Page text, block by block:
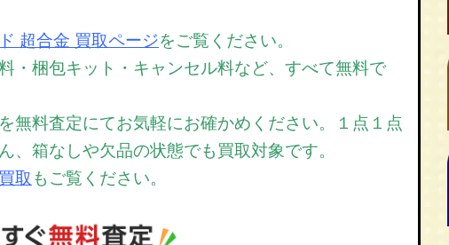
超合金 買取ページをご覧ください。
・梱包キット・キャンセル料など、すべて無料で
無料査定にてお気軽にお確かめください。
１点１点
、箱なしや欠品の状態でも買取対象です。
取 もご覧ください。